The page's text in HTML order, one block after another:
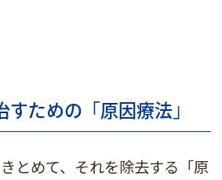
すための「原因療法」
とめて、それを除去する「原